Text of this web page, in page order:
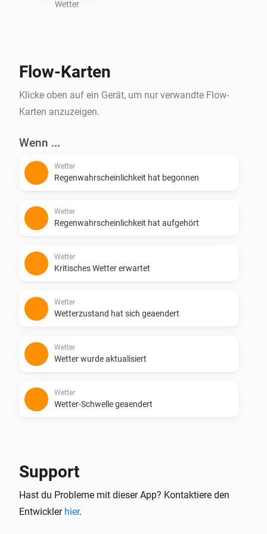
it now and stay up-to-date with the latest weather
Wetter
Flow-Karten
Klicke oben auf ein Gerät, um nur verwandte Flow-
Karten anzuzeigen.
Wenn ...
Wetter
Regenwahrscheinlichkeit hat begonnen
Wetter
Regenwahrscheinlichkeit hat aufgehört
Wetter
Kritisches Wetter erwartet
Wetter
Wetterzustand hat sich geaendert
Wetter
Wetter wurde aktualisiert
Wetter
Wetter-Schwelle geaendert
Wetterwert
Wetter
Support
Hast du Probleme mit dieser App? Kontaktiere den
Entwickler hier.